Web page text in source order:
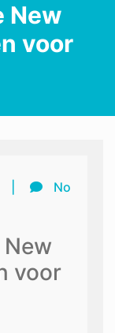
New
voor
No
voor